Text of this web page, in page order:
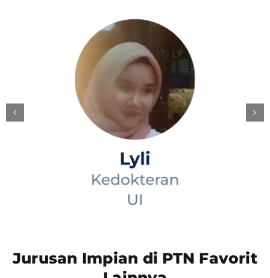
Jurusan Impian di PTN Favorit